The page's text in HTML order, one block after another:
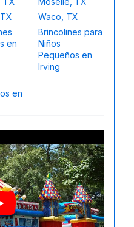
Waco, TX
en
Brincolines para
Niños
Pequeños en
Irving
en